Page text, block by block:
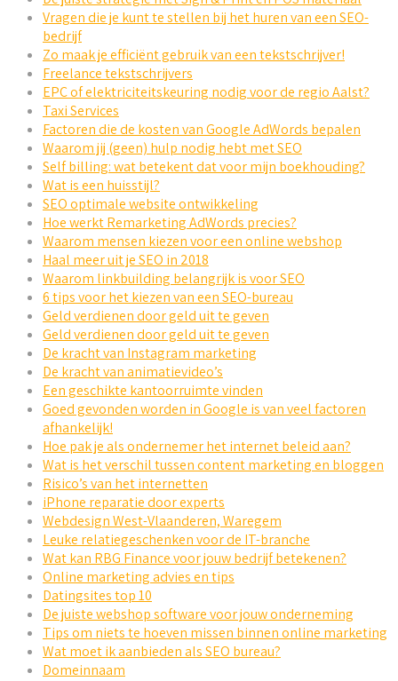
Vragen die je kunt te stellen bij het huren van een SEO-
bedrijf
Zo maak je efficiënt gebruik van een tekstschrijver!
Freelance tekstschrijvers
EPC of elektriciteitskeuring nodig voor de regio Aalst?
Taxi Services
Factoren die de kosten van Google AdWords bepalen
Waarom jij (geen) hulp nodig hebt met SEO
Self billing: wat betekent dat voor mijn boekhouding?
Wat is een huisstijl?
SEO optimale website ontwikkeling
Hoe werkt Remarketing AdWords precies?
Waarom mensen kiezen voor een online webshop
Haal meer uit je SEO in 2018
Waarom linkbuilding belangrijk is voor SEO
6 tips voor het kiezen van een SEO-bureau
Geld verdienen door geld uit te geven
Geld verdienen door geld uit te geven
De kracht van Instagram marketing
De kracht van animatievideo’s
Een geschikte kantoorruimte vinden
Goed gevonden worden in Google is van veel factoren
afhankelijk!
Hoe pak je als ondernemer het internet beleid aan?
Wat is het verschil tussen content marketing en bloggen
Risico’s van het internetten
iPhone reparatie door experts
Webdesign West-Vlaanderen, Waregem
Leuke relatiegeschenken voor de IT-branche
Wat kan RBG Finance voor jouw bedrijf betekenen?
Online marketing advies en tips
Datingsites top 10
De juiste webshop software voor jouw onderneming
Tips om niets te hoeven missen binnen online marketing
Wat moet ik aanbieden als SEO bureau?
Domeinnaam